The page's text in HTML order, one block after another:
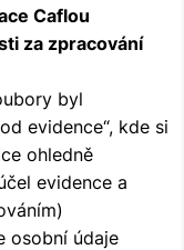
Caflou
za zpracování
byl
evidence“, kde si
ohledně
evidence a
osobní údaje